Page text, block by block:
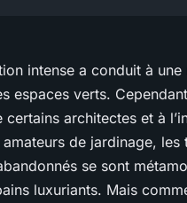
intense a conduit à
espaces verts.
certains architectes et à
de jardinage, les
se sont
luxuriants. Mais